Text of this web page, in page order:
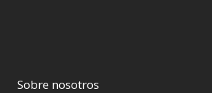
Sobre nosotros